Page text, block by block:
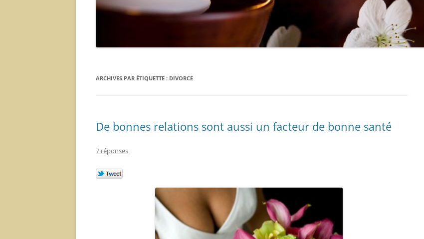
THÉORIES
ARCHIVES PAR ÉTIQUETTE : DIVORCE
De bonnes relations sont aussi un facteur de bonne santé
7 réponses